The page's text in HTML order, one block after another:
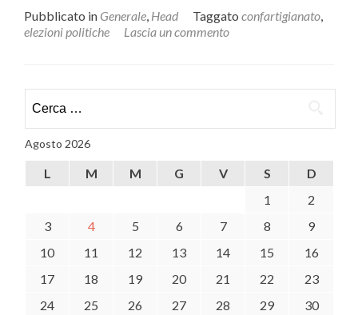
piùELEZIONI
proposte
Pubblicato in Generale Head Taggato confartigianato
elezioni politiche
Lascia un commento
per:
Agosto 2026
L M M G V S
D
1
2
3
4 5 6 7 8
9
10
11 12 13 14 15
16
17
18 19 20 21 22
23
24
25 26 27 28 29
30